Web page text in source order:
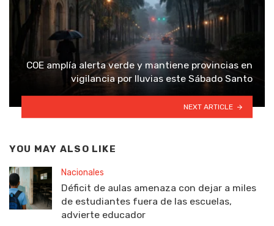
COE amplía alerta verde y mantiene provincias en
vigilancia por lluvias este Sábado Santo
NEXT ARTICLE
YOU MAY ALSO LIKE
Nacionales
Déficit de aulas amenaza con dejar a miles
de estudiantes fuera de las escuelas,
advierte educador